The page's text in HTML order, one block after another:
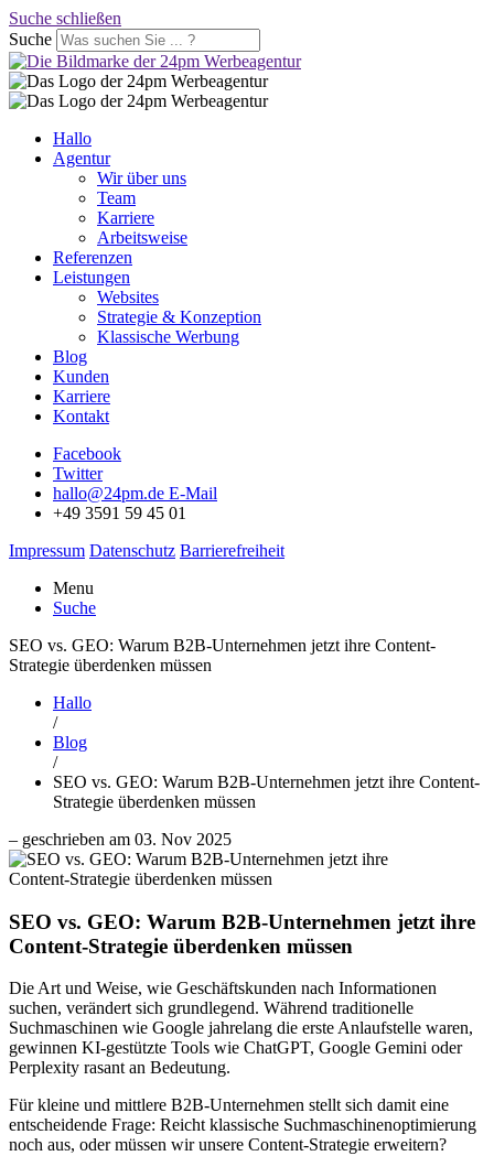
Suche schließen
Suche
Hallo
Agentur
Wir über uns
Team
Karriere
Arbeitsweise
Referenzen
Leistungen
Websites
Strategie & Konzeption
Klassische Werbung
Blog
Kunden
Karriere
Kontakt
Facebook
Twitter
hallo@24pm.de E-Mail
+49 3591 59 45 01
Impressum Datenschutz Barrierefreiheit
Menu
Suche
SEO vs. GEO: Warum B2B-Unternehmen jetzt ihre Content-
Strategie überdenken müssen
Hallo
/
Blog
/
SEO vs. GEO: Warum B2B-Unternehmen jetzt ihre Content-
Strategie überdenken müssen
– geschrieben am 03. Nov 2025
SEO vs. GEO: Warum B2B-Unternehmen jetzt ihre
Content-Strategie überdenken müssen
Die Art und Weise, wie Geschäftskunden nach Informationen
suchen, verändert sich grundlegend. Während traditionelle
Suchmaschinen wie Google jahrelang die erste Anlaufstelle waren,
gewinnen KI-gestützte Tools wie ChatGPT, Google Gemini oder
Perplexity rasant an Bedeutung.
Für kleine und mittlere B2B-Unternehmen stellt sich damit eine
entscheidende Frage: Reicht klassische Suchmaschinenoptimierung
noch aus, oder müssen wir unsere Content-Strategie erweitern?